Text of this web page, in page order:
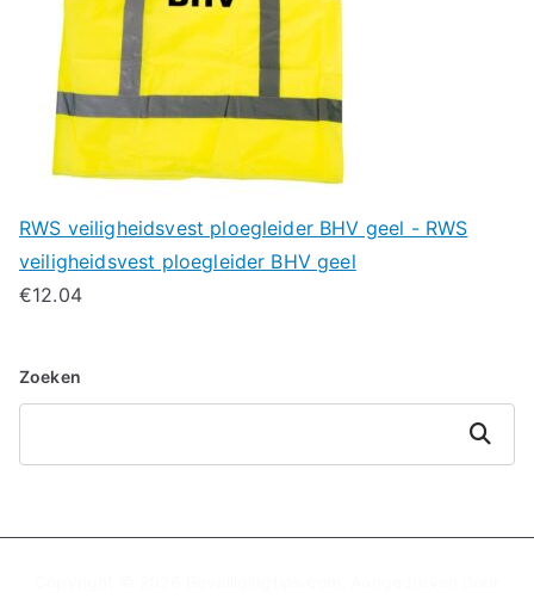
RWS veiligheidsvest ploegleider BHV geel - RWS
veiligheidsvest ploegleider BHV geel
€12.04
Zoeken
Zoeken